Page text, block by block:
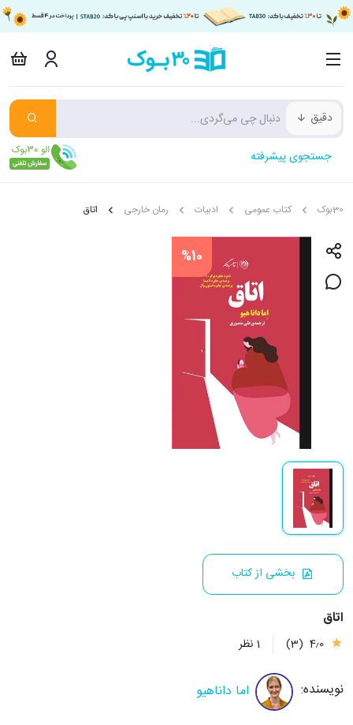
دقیق
جستجوی پیشرفته
30بوک کتاب عمومی ادبیات رمان خارجی اتاق
%10
بخشی از کتاب
اتاق
4٫0 (3) 1 نظر
نویسنده: اما داناهیو